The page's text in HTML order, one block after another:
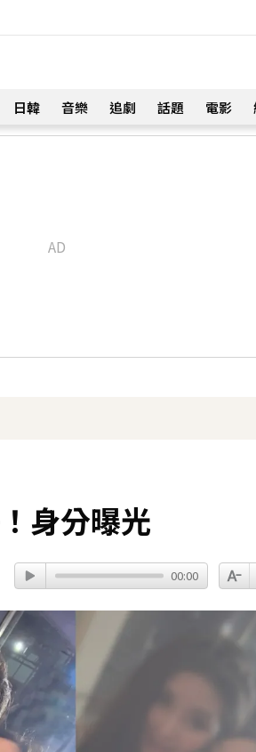
日韓 音樂 追劇 話題 電影
身分曝光
00:00